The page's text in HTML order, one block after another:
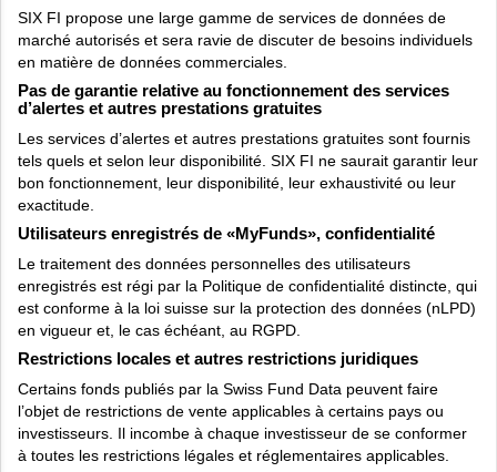
SIX FI propose une large gamme de services de données de
marché autorisés et sera ravie de discuter de besoins individuels
en matière de données commerciales.
Pas de garantie relative au fonctionnement des services
d’alertes et autres prestations gratuites
Les services d’alertes et autres prestations gratuites sont fournis
tels quels et selon leur disponibilité. SIX FI ne saurait garantir leur
bon fonctionnement, leur disponibilité, leur exhaustivité ou leur
exactitude.
Utilisateurs enregistrés de «MyFunds», confidentialité
Le traitement des données personnelles des utilisateurs
enregistrés est régi par la Politique de confidentialité distincte, qui
est conforme à la loi suisse sur la protection des données (nLPD)
en vigueur et, le cas échéant, au RGPD.
Restrictions locales et autres restrictions juridiques
Certains fonds publiés par la Swiss Fund Data peuvent faire
l’objet de restrictions de vente applicables à certains pays ou
investisseurs. Il incombe à chaque investisseur de se conformer
à toutes les restrictions légales et réglementaires applicables.